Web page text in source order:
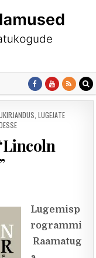
LUGEJATE
Lugemisp
rogrammi
Raamatug